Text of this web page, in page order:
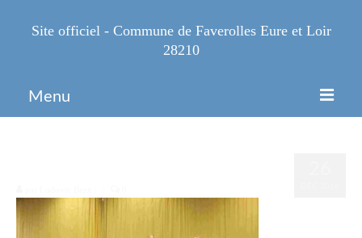
Site officiel - Commune de Faverolles Eure et Loir
28210
Menu
Infos Pratiques